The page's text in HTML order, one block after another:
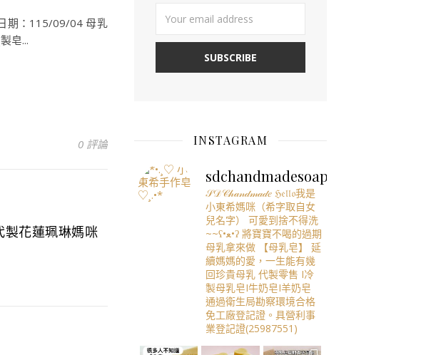
期：115/09/04 母乳
皂...
0 評論
製花蓮珮琳媽咪
INSTAGRAM
sdchandmadesoap
𝒮𝒟𝒞𝒽𝒶𝓃𝒹𝓂𝒶𝒹𝑒 ℌ𝔢𝔩𝔩𝔬我是
小東希媽咪（希字取自女
兒名字）
可愛到捨不得洗
~~ʕ•ﻌ•ʔ 將寶寶不喝的過期
母乳拿來做 【母乳皂】
延
續媽媽的愛，一生能有幾
回珍貴母乳 代製零售 I冷
製母乳皂I牛奶皂I羊奶皂
通過衛生局勘察環境合格
免工廠登記證。具營利事
業登記證(25987551)